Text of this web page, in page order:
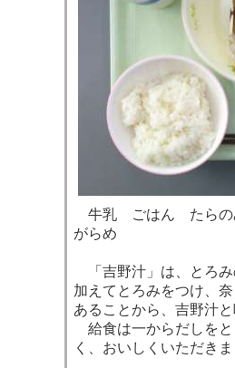
牛乳 ごはん たらの
がらめ
「吉野汁」は、とろみ
加えてとろみをつけ、
あることから、吉野汁
給食は一からだしを
く、おいしくいただき